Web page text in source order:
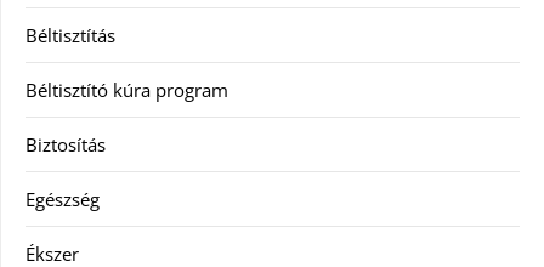
Béltisztítás
Béltisztító kúra program
Biztosítás
Egészség
Ékszer